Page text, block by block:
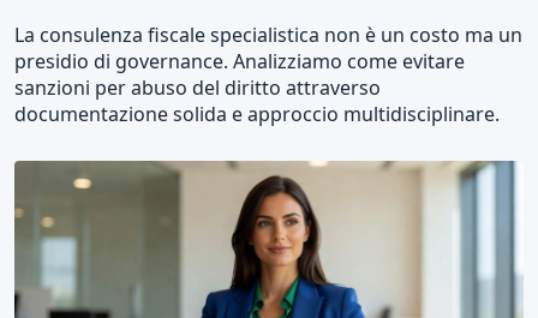
La consulenza fiscale specialistica non è un costo ma un
presidio di governance. Analizziamo come evitare
sanzioni per abuso del diritto attraverso
documentazione solida e approccio multidisciplinare.